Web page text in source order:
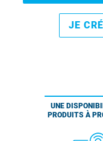
JE
UNE
PRODUITS À